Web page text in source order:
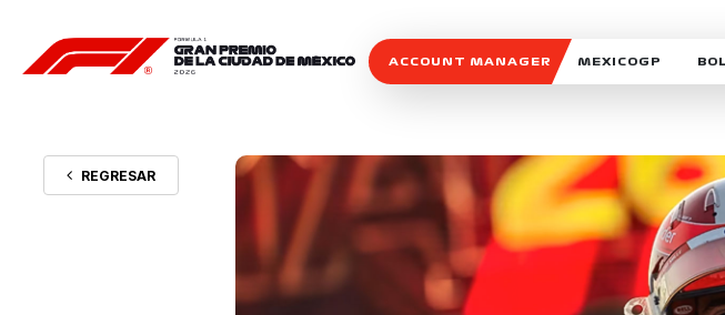
ACCOUNT MANAGER MEXICOGP
SOSTENIBILIDAD
CELEBRA CON
REGRESAR